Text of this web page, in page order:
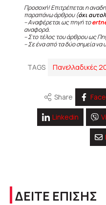
Προσοχή! Επιτρέπεται η
παραπάνω άρθρου (όχι
– Αναφέρεται ως πηγή το
αναφορά.
– Στο τέλος του άρθρου ως
– Σε ένα από τα δύο σημεία
TAGS Πανελλαδικές
Share
Linkedin
ΔΕΙΤΕ ΕΠΙΣΗΣ